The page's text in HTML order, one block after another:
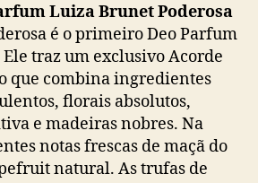
Luiza Brunet Poderosa
é o primeiro Deo Parfum
traz um exclusivo Acorde
que combina ingredientes
florais absolutos,
e madeiras nobres. Na
notas frescas de maçã do
natural. As trufas de